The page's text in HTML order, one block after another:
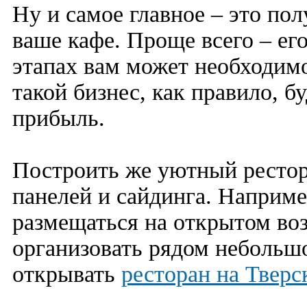
Ну и самое главное – это
ваше кафе. Проще всего –
этапах вам может
такой бизнес, как правило,
прибыль.
Построить же уютный
панелей и сайдинга.
размещаться на открытом
организовать рядом
открывать ресторан на